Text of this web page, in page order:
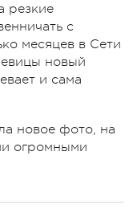
резкие
с
месяцев в Сети
новый
и сама
новое фото, на
огромными